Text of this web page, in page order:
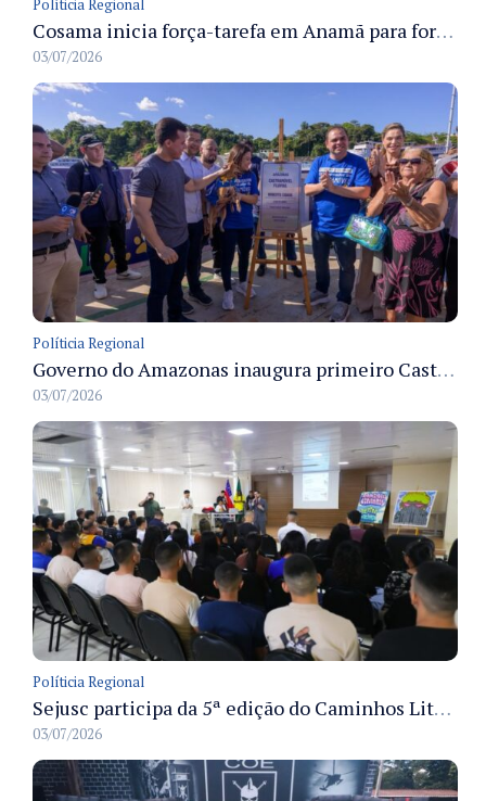
Políticia Regional
Cosama inicia força-tarefa em Anamã para fortalecer abastecimento de água e segurança hídrica da população
03/07/2026
Políticia Regional
Governo do Amazonas inaugura primeiro Castramóvel Fluvial para atendimento veterinário às comunidades ribeirinhas e castração gratuita
03/07/2026
Políticia Regional
Sejusc participa da 5ª edição do Caminhos Literários com foco na cultura hip-hop nas unidades socioeducativas
03/07/2026